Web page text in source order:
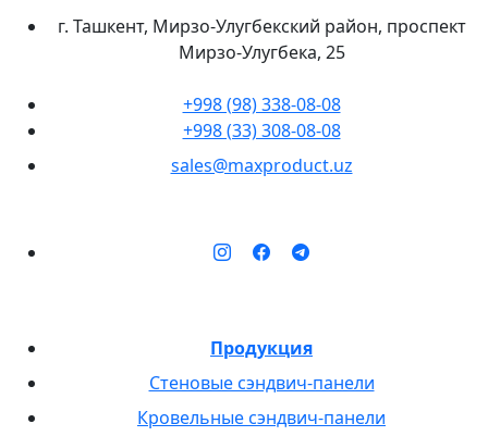
г. Ташкент, Мирзо-Улугбекский район, проспект
Мирзо-Улугбека, 25
+998 (98) 338-08-08
+998 (33) 308-08-08
sales@maxproduct.uz
Продукция
Стеновые сэндвич-панели
Кровельные сэндвич-панели